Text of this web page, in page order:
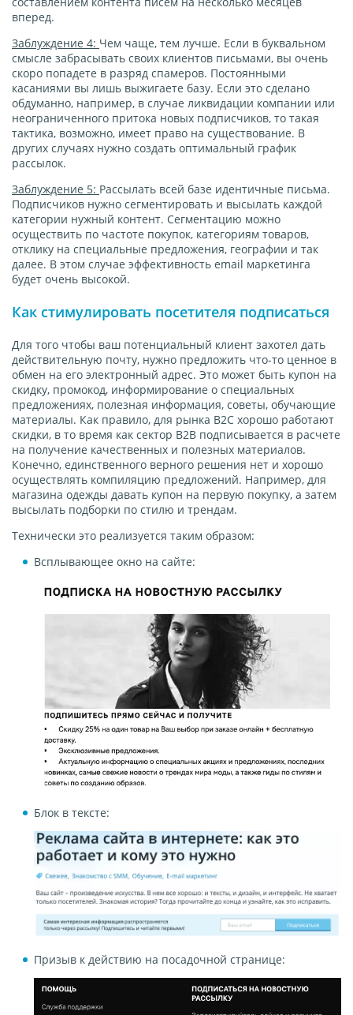
вперед.
Заблуждение 4: Чем чаще, тем лучше. Если в буквальном
смысле забрасывать своих клиентов письмами, вы очень
скоро попадете в разряд спамеров. Постоянными
касаниями вы лишь выжигаете базу. Если это сделано
обдуманно, например, в случае ликвидации компании или
неограниченного притока новых подписчиков, то такая
тактика, возможно, имеет право на существование. В
других случаях нужно создать оптимальный график
рассылок.
Заблуждение 5: Рассылать всей базе идентичные письма.
Подписчиков нужно сегментировать и высылать каждой
категории нужный контент. Сегментацию можно
осуществить по частоте покупок, категориям товаров,
отклику на специальные предложения, географии и так
далее. В этом случае эффективность email маркетинга
будет очень высокой.
Как стимулировать посетителя подписаться
Для того чтобы ваш потенциальный клиент захотел дать
действительную почту, нужно предложить что-то ценное в
обмен на его электронный адрес. Это может быть купон на
скидку, промокод, информирование о специальных
предложениях, полезная информация, советы, обучающие
материалы. Как правило, для рынка B2С хорошо работают
скидки, в то время как сектор В2В подписывается в расчете
на получение качественных и полезных материалов.
Конечно, единственного верного решения нет и хорошо
осуществлять компиляцию предложений. Например, для
магазина одежды давать купон на первую покупку, а затем
высылать подборки по стилю и трендам.
Технически это реализуется таким образом:
Всплывающее окно на сайте:
Блок в тексте:
Призыв к действию на посадочной странице: